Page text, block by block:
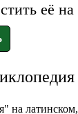
её на
на